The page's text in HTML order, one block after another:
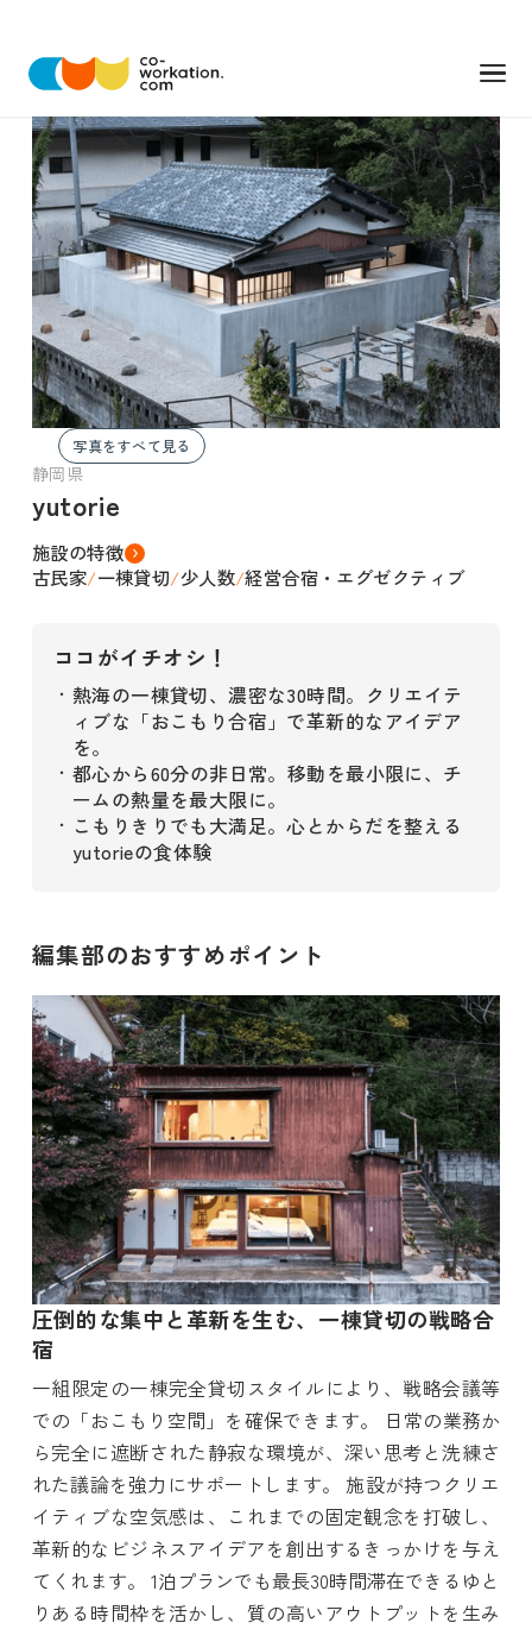
写真をすべて見る
静岡県
yutorie
施設の特徴
古民家/一棟貸切/少人数/経営合宿・エグゼクティブ
ココがイチオシ！
・ 熱海の一棟貸切、濃密な30時間。クリエイテ
ィブな「おこもり合宿」で革新的なアイデア
を。
・ 都心から60分の非日常。移動を最小限に、チ
ームの熱量を最大限に。
・ こもりきりでも大満足。心とからだを整える
yutorieの食体験
編集部のおすすめポイント
圧倒的な集中と革新を生む、一棟貸切の戦略合
宿
一組限定の一棟完全貸切スタイルにより、戦略会議等
での「おこもり空間」を確保できます。 日常の業務か
ら完全に遮断された静寂な環境が、深い思考と洗練さ
れた議論を強力にサポートします。 施設が持つクリエ
イティブな空気感は、これまでの固定観念を打破し、
革新的なビジネスアイデアを創出するきっかけを与え
てくれます。 1泊プランでも最長30時間滞在できるゆと
りある時間枠を活かし、質の高いアウトプットを生み